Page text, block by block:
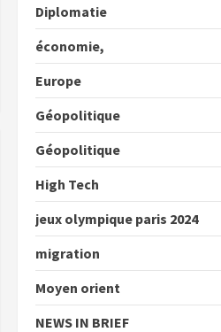
Diplomatie
économie,
Europe
Géopolitique
Géopolitique
High Tech
jeux olympique paris 2024
migration
Moyen orient
NEWS IN BRIEF